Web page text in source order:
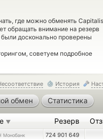
где можно обменять
обращать внимание на резерв
досконально проверены
советуем подробное
История
обмен Статистика
▼ Резерв
Монобанк 724 901 649